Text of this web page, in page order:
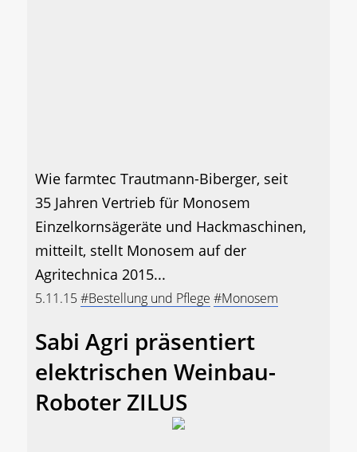
Wie farmtec Trautmann-Biberger, seit
35 Jahren Vertrieb für Monosem
Einzelkornsägeräte und Hackmaschinen,
mitteilt, stellt Monosem auf der
Agritechnica 2015...
5.11.15#Bestellung und Pflege #Monosem
Sabi Agri präsentiert
elektrischen Weinbau-
Roboter ZILUS